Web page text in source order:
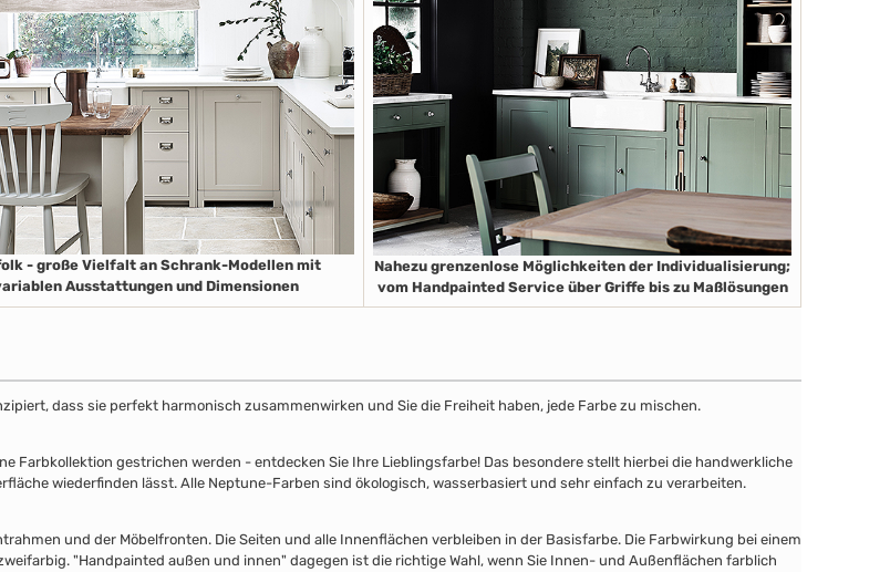
- große Vielfalt an Schrank-Modellen mit
Ausstattungen und Dimensionen
Nahezu grenzenlose Möglichkeiten der Individualisierung;
vom Handpainted Service über Griffe bis zu Maßlösungen
dass sie perfekt harmonisch zusammenwirken und Sie die Freiheit haben, jede Farbe zu mischen.
Farbkollektion gestrichen werden - entdecken Sie Ihre Lieblingsfarbe! Das besondere stellt hierbei die handwerkliche
wiederfinden lässt. Alle Neptune-Farben sind ökologisch, wasserbasiert und sehr einfach zu verarbeiten.
und der Möbelfronten. Die Seiten und alle Innenflächen verbleiben in der Basisfarbe. Die Farbwirkung bei einem
"Handpainted außen und innen" dagegen ist die richtige Wahl, wenn Sie Innen- und Außenflächen farblich